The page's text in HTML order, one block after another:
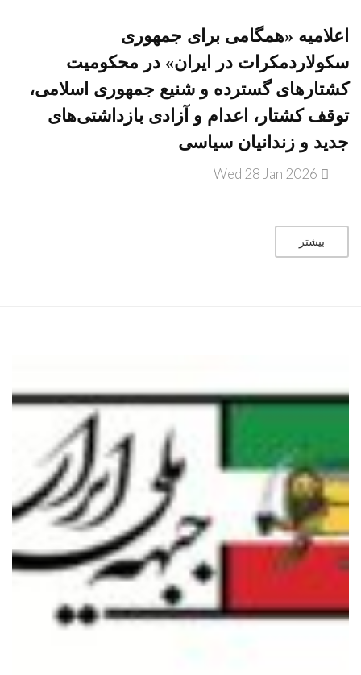
اعلامیه «همگامی برای جمهوری
سکولاردمکرات در ایران» در محکومیت
کشتارهای گسترده و شنیع جمهوری اسلامی،
توقف کشتار، اعدام و آزادی بازداشتی‌های
جدید و زندانیان سیاسی
Wed 28 Jan 2026
بیشتر